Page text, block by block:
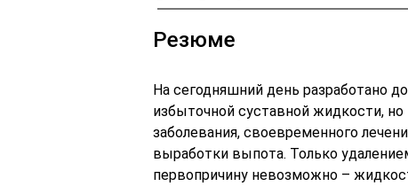
Резюме
На сегодняшний день разработано
избыточной суставной жидкости,
заболевания, своевременного
выработки выпота. Только
первопричину невозможно –